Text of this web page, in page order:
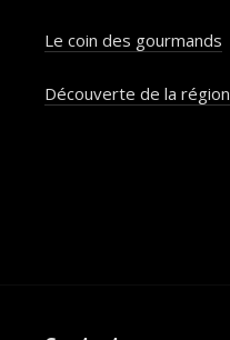
Le coin des gourmands
Découverte de la région